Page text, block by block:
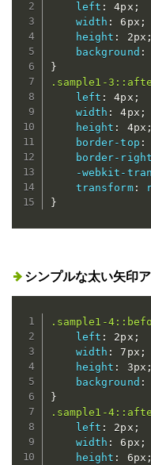
left : 4px ;
width : 6px ;
height : 2px ;
background :
}
.sample1-
left : 4px ;
width : 4px ;
height : 4px ;
border-top :
border-right
-webkit-
transform:
}
シンプルな太い矢印ア
.sample1-
left : 2px ;
width : 7px ;
height : 3px ;
background :
}
.sample1-
left : 2px ;
width : 6px ;
height : 6px ;